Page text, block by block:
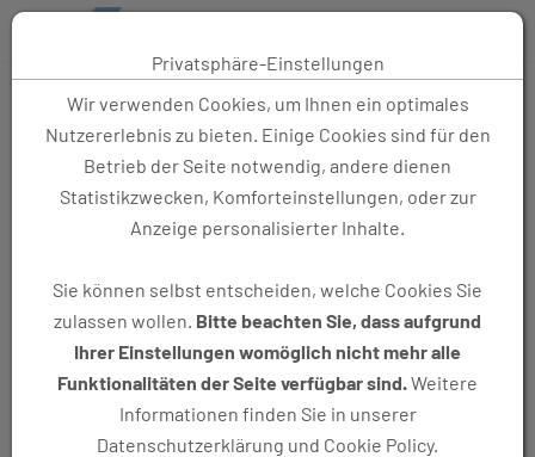
Zum Inhalt springen [AK + 0]
Zum linken senkrechten Seitenmenü springen [AK + 1]
Zum Footer-Menü unten (angedockt an Browserrand) springen
Zum Widget-Menü rechts springen [AK + 3]
Zu den Inhalten im Fußbereich springen [AK + 4]
Motorrad, Roller, Scooter
Fahrrad, Mountain-Bike, E-Bike
simple wash Telefon-Hotline: +43
Privatsphäre-Einstellungen
Wir verwenden Cookies, um Ihnen ein optimales
Nutzererlebnis zu bieten. Einige Cookies sind für den
Betrieb der Seite notwendig, andere dienen
Statistikzwecken, Komforteinstellungen, oder zur
Anzeige personalisierter Inhalte.
Sie können selbst entscheiden, welche Cookies Sie
zulassen wollen. Bitte beachten Sie, dass aufgrund
Ihrer Einstellungen womöglich nicht mehr alle
Funktionalitäten der Seite verfügbar sind.Weitere
Informationen finden Sie in unserer
Datenschutzerklärung und Cookie Policy.